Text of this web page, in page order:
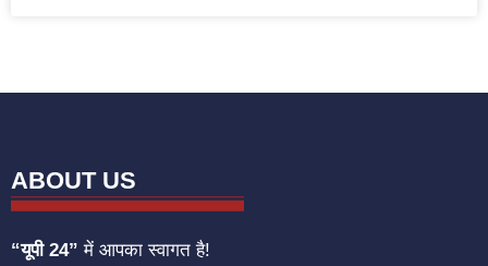
ABOUT US
“यूपी 24” में आपका स्वागत है!